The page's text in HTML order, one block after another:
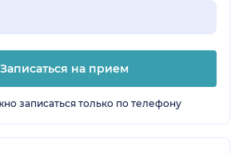
Записаться на прием
записаться только по телефону